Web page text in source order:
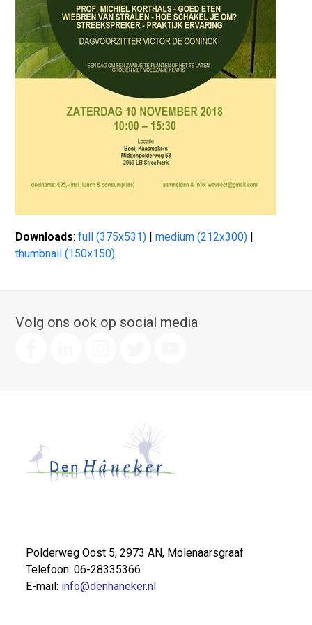
Downloads:full (375x531) |medium (212x300) |
thumbnail (150x150)
Volg ons ook op social media
Polderweg Oost 5, 2973 AN, Molenaarsgraaf
Telefoon: 06-28335366
E-mail: info@denhaneker.nl